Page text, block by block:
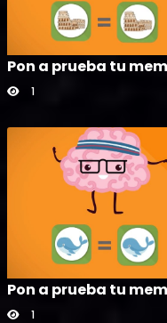
Pon a prueba tu
1
Pon a prueba tu
1